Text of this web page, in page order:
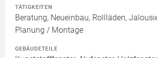
TÄTIGKEITEN
Beratung, Neueinbau, Rollläden,
Planung / Montage
GEBÄUDETEILE